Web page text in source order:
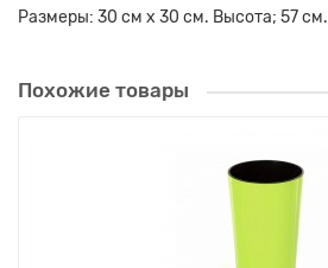
Размеры: 30 см х 30 см. Высота; 57 см.
Похожие товары